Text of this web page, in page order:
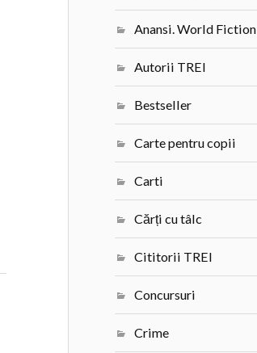
Anansi. World Fiction
Autorii TREI
Bestseller
Carte pentru copii
Carti
Cărți cu tâlc
Cititorii TREI
Concursuri
Crime